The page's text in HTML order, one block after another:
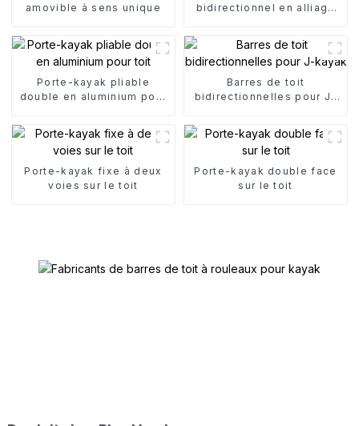
amovible à sens unique
bidirectionnel en alliage
Porte-kayak pliable
double en aluminium pour
Barres de toit
bidirectionnelles pour J-
Porte-kayak fixe à deux
voies sur le toit
Porte-kayak double face
sur le toit